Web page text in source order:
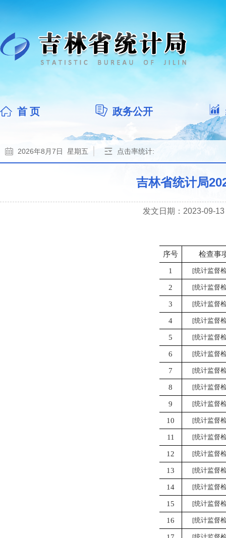
首 页 政务公开
2026年8月7日 星期五 点击率统计:
吉林省统计局
发文日期：2023-09-
序号 检查事
1 [统计监督
2 [统计监督
3 [统计监督
4 [统计监督
5 [统计监督
6 [统计监督
7 [统计监督
8 [统计监督
9 [统计监督
10 [统计监督
11 [统计监督
12 [统计监督
13 [统计监督
14 [统计监督
15 [统计监督
16 [统计监督